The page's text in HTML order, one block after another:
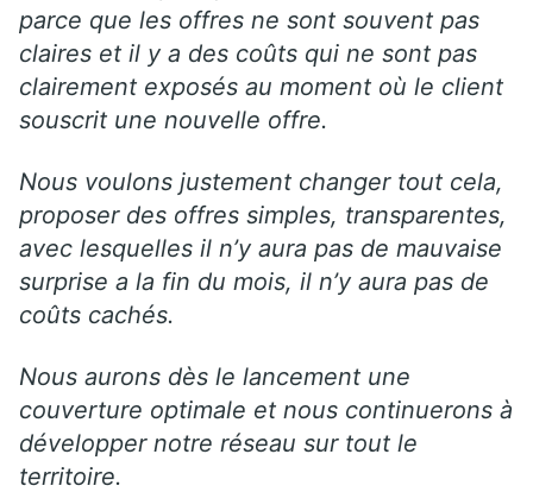
parce que les offres ne sont souvent pas
claires et il y a des coûts qui ne sont pas
clairement exposés au moment où le client
souscrit une nouvelle offre.
Nous voulons justement changer tout cela,
proposer des offres simples, transparentes,
avec lesquelles il n’y aura pas de mauvaise
surprise a la fin du mois, il n’y aura pas de
coûts cachés.
Nous aurons dès le lancement une
couverture optimale et nous continuerons à
développer notre réseau sur tout le
territoire.